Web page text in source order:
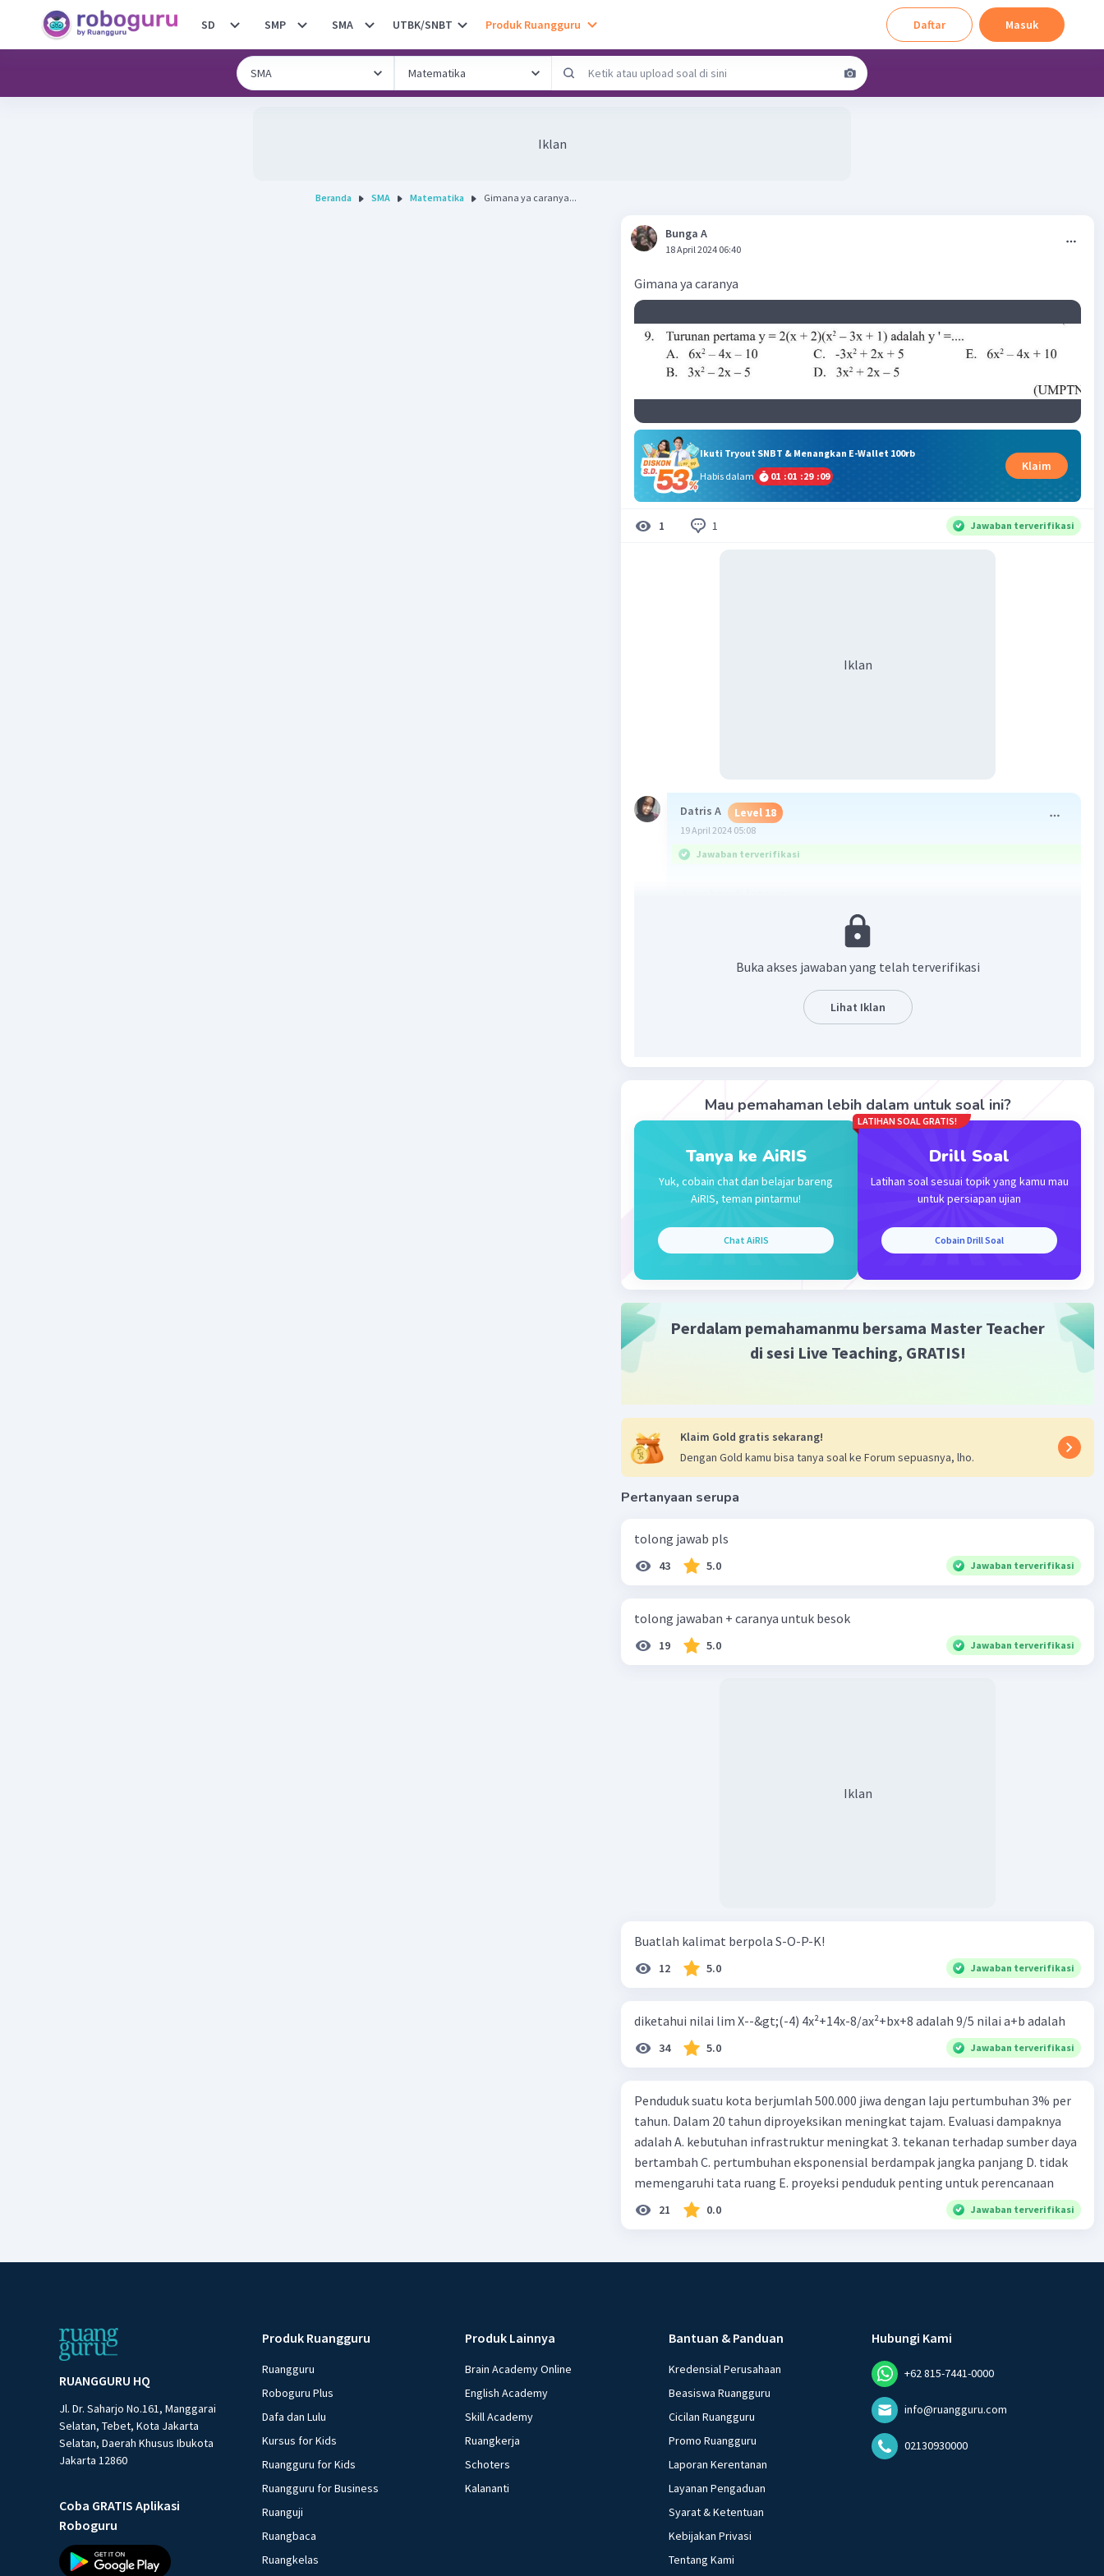
SD SMP SMA UTBK/SNBT Produk Ruangguru Daftar Masuk
Iklan
Beranda SMA Matematika Gimana ya caranya...
Bunga A
18 April 2024 06:40
Gimana ya caranya
Ikuti Tryout SNBT & Menangkan E-Wallet 100rb
Habis dalam
01 :01 :29 :08
Klaim
1 1 Jawaban terverifikasi
Iklan
Datris A Level 18
19 April 2024 05:08
Jawaban terverifikasi
Buka akses jawaban yang telah terverifikasi
Lihat Iklan
Mau pemahaman lebih dalam untuk soal ini?
Tanya ke AiRIS
Yuk, cobain chat dan belajar bareng
AiRIS, teman pintarmu!
Chat AiRIS
LATIHAN SOAL GRATIS!
Drill Soal
Latihan soal sesuai topik yang kamu mau
untuk persiapan ujian
Cobain Drill Soal
Perdalam pemahamanmu bersama Master Teacher
di sesi Live Teaching, GRATIS!
Klaim Gold gratis sekarang!
Dengan Gold kamu bisa tanya soal ke Forum sepuasnya, lho.
Pertanyaan serupa
tolong jawab pls
43 5.0 Jawaban terverifikasi
tolong jawaban + caranya untuk besok
19 5.0 Jawaban terverifikasi
Iklan
Buatlah kalimat berpola S-O-P-K!
12 5.0 Jawaban terverifikasi
diketahui nilai lim X--&gt;(-4) 4x²+14x-8/ax²+bx+8 adalah 9/5 nilai a+b adalah
34 5.0 Jawaban terverifikasi
Penduduk suatu kota berjumlah 500.000 jiwa dengan laju pertumbuhan 3% per
tahun. Dalam 20 tahun diproyeksikan meningkat tajam. Evaluasi dampaknya
adalah A. kebutuhan infrastruktur meningkat 3. tekanan terhadap sumber daya
bertambah C. pertumbuhan eksponensial berdampak jangka panjang D. tidak
memengaruhi tata ruang E. proyeksi penduduk penting untuk perencanaan
21 0.0 Jawaban terverifikasi
RUANGGURU HQ
Jl. Dr. Saharjo No.161, Manggarai
Selatan, Tebet, Kota Jakarta
Selatan, Daerah Khusus Ibukota
Jakarta 12860
Coba GRATIS Aplikasi
Roboguru
Produk Ruangguru
Ruangguru
Roboguru Plus
Dafa dan Lulu
Kursus for Kids
Ruangguru for Kids
Ruangguru for Business
Ruanguji
Ruangbaca
Ruangkelas
Produk Lainnya
Brain Academy Online
English Academy
Skill Academy
Ruangkerja
Schoters
Kalananti
Bantuan & Panduan
Kredensial Perusahaan
Beasiswa Ruangguru
Cicilan Ruangguru
Promo Ruangguru
Laporan Kerentanan
Layanan Pengaduan
Syarat & Ketentuan
Kebijakan Privasi
Tentang Kami
Hubungi Kami
+62 815-7441-0000
info@ruangguru.com
02130930000